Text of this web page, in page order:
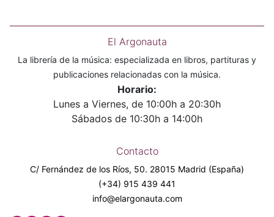
El Argonauta
La librería de la música: especializada en libros, partituras y
publicaciones relacionadas con la música.
Horario:
Lunes a Viernes, de 10:00h a 20:30h
Sábados de 10:30h a 14:00h
Contacto
C/ Fernández de los Ríos, 50. 28015 Madrid (España)
(+34) 915 439 441
info@elargonauta.com